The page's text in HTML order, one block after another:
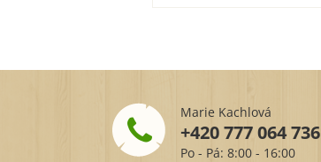
Marie Kachlová
+420 777 064 736
Po - Pá: 8:00 - 16:00